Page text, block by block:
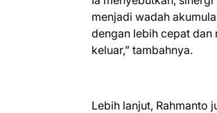
menjadi wadah
dengan lebih cepat dan
keluar,” tambahnya.
Lebih lanjut, Rahmanto